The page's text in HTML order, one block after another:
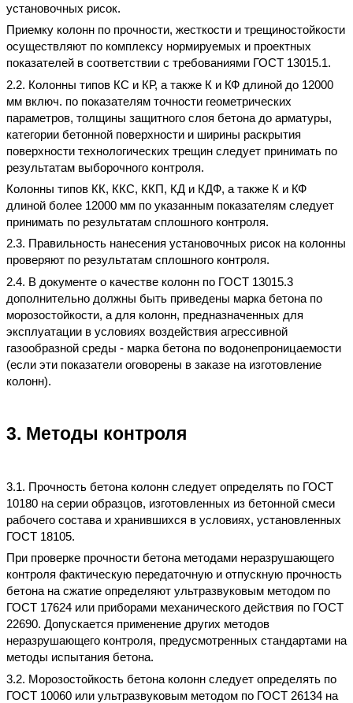
установочных рисок.
Приемку колонн по прочности, жесткости и трещиностойкости
осуществляют по комплексу нормируемых и проектных
показателей в соответствии с требованиями ГОСТ 13015.1.
2.2. Колонны типов КС и КР, а также К и КФ длиной до 12000
мм включ. по показателям точности геометрических
параметров, толщины защитного слоя бетона до арматуры,
категории бетонной поверхности и ширины раскрытия
поверхности технологических трещин следует принимать по
результатам выборочного контроля.
Колонны типов КК, ККС, ККП, КД и КДФ, а также К и КФ
длиной более 12000 мм по указанным показателям следует
принимать по результатам сплошного контроля.
2.3. Правильность нанесения установочных рисок на колонны
проверяют по результатам сплошного контроля.
2.4. В документе о качестве колонн по ГОСТ 13015.3
дополнительно должны быть приведены марка бетона по
морозостойкости, а для колонн, предназначенных для
эксплуатации в условиях воздействия агрессивной
газообразной среды - марка бетона по водонепроницаемости
(если эти показатели оговорены в заказе на изготовление
колонн).
3. Методы контроля
3.1. Прочность бетона колонн следует определять по ГОСТ
10180 на серии образцов, изготовленных из бетонной смеси
рабочего состава и хранившихся в условиях, установленных
ГОСТ 18105.
При проверке прочности бетона методами неразрушающего
контроля фактическую передаточную и отпускную прочность
бетона на сжатие определяют ультразвуковым методом по
ГОСТ 17624 или приборами механического действия по ГОСТ
22690. Допускается применение других методов
неразрушающего контроля, предусмотренных стандартами на
методы испытания бетона.
3.2. Морозостойкость бетона колонн следует определять по
ГОСТ 10060 или ультразвуковым методом по ГОСТ 26134 на